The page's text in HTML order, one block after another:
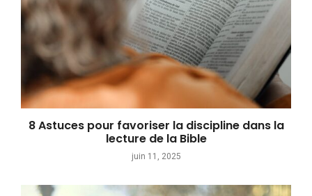
8 Astuces pour favoriser la discipline dans la
lecture de la Bible
juin 11, 2025